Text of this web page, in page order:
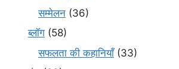
सम्मेलन (36)
ब्लॉग (58)
सफलता की कहानियाँ(33)